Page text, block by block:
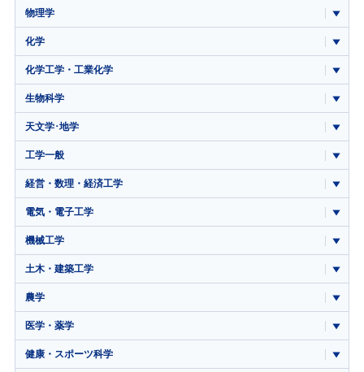
物理学
化学
化学工学・工業化学
生物科学
天文学･地学
工学一般
経営・数理・経済工学
電気・電子工学
機械工学
土木・建築工学
農学
医学・薬学
健康・スポーツ科学